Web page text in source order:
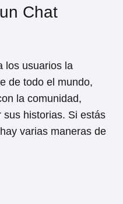
Chat
los usuarios la
de todo el mundo,
la comunidad,
historias. Si estás
varias maneras de